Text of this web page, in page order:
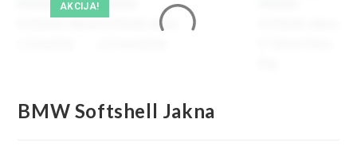
AKCIJA!
BMW Softshell Jakna